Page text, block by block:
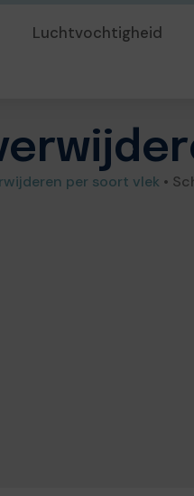
Luchtvochtigheid
per soort vlek •